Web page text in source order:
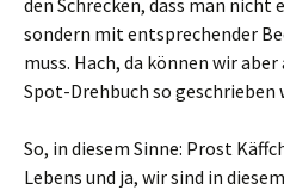
den Schrecken, dass man nicht
sondern mit entsprechender
muss. Hach, da können wir
Spot-Drehbuch so geschrieben
So, in diesem Sinne: Prost
Lebens und ja, wir sind in